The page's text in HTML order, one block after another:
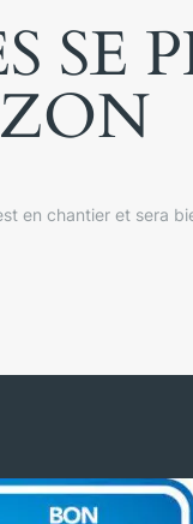
SE
en chantier et sera